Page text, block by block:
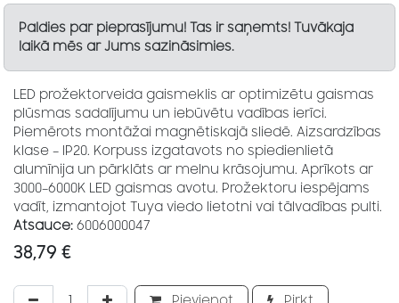
Paldies par pieprasījumu! Tas ir saņemts! Tuvākaja
laikā mēs ar Jums sazināsimies.
LED prožektorveida gaismeklis ar optimizētu gaismas
plūsmas sadalījumu un iebūvētu vadības ierīci.
Piemērots montāžai magnētiskajā sliedē. Aizsardzības
klase – IP20. Korpuss izgatavots no spiedienlietā
alumīnija un pārklāts ar melnu krāsojumu. Aprīkots ar
3000–6000K LED gaismas avotu. Prožektoru iespējams
vadīt, izmantojot Tuya viedo lietotni vai tālvadības pulti.
Atsauce: 6006000047
38,79 €